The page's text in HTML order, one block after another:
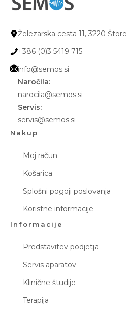
Železarska cesta 11, 3220 Štore
+386 (0)3 5419 715
info@semos.si
Naročila:
narocila@semos.si
Servis:
servis@semos.si
Nakup
Moj račun
Košarica
Splošni pogoji poslovanja
Koristne informacije
Informacije
Predstavitev podjetja
Servis aparatov
Klinične študije
Terapija